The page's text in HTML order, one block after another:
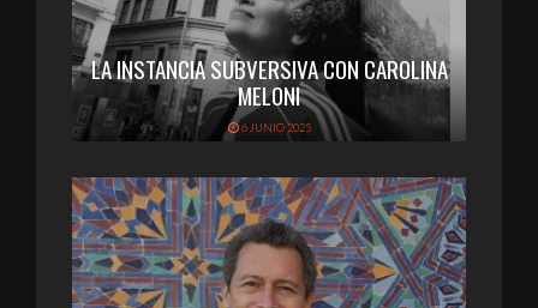
LA INSTANCIA SUBVERSIVA CON CAROLINA
MELONI
6 JUNIO 2025